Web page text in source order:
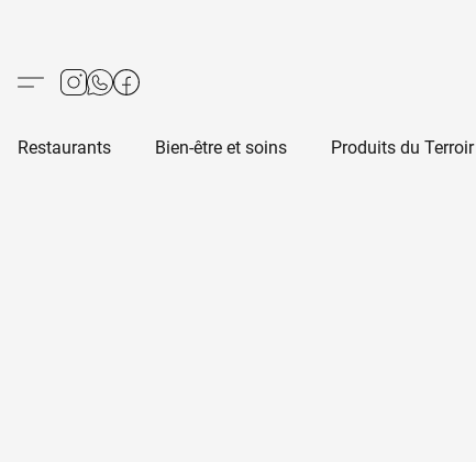
Restaurants Bien-être et soins Produits du Terroir